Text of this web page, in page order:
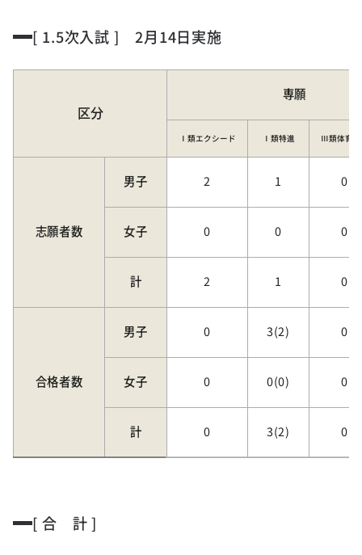
[ 1.5次入試 ] 2月14日実施
区分
専願
Ⅰ類エクシード Ⅰ類特進 Ⅲ類体育
志願者数
男子 2 1 0
女子 0 0 0
計 2 1 0
合格者数
男子 0 3(2) 0
女子 0 0(0) 0
計 0 3(2) 0
[ 合 計 ]